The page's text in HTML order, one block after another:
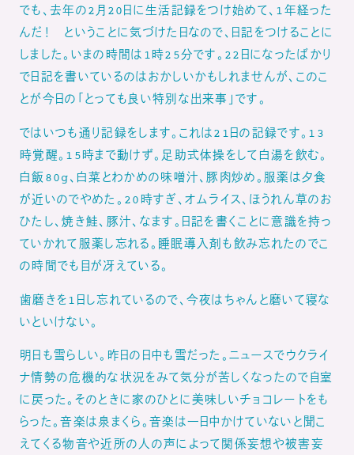
でも、去年の2月20日に生活記録をつけ始めて、1年経った
んだ！ ということに気づけた日なので、日記をつけることに
しました。いまの時間は1時25分です。22日になったばかり
で日記を書いているのはおかしいかもしれませんが、このこ
とが今日の「とっても良い特別な出来事」です。
ではいつも通り記録をします。これは21日の記録です。13
時覚醒。15時まで動けず。足助式体操をして白湯を飲む。
白飯80g、白菜とわかめの味噌汁、豚肉炒め。服薬は夕食
が近いのでやめた。20時すぎ、オムライス、ほうれん草のお
ひたし、焼き鮭、豚汁、なます。日記を書くことに意識を持っ
ていかれて服薬し忘れる。睡眠導入剤も飲み忘れたのでこ
の時間でも目が冴えている。
歯磨きを1日し忘れているので、今夜はちゃんと磨いて寝な
いといけない。
明日も雪らしい。昨日の日中も雪だった。ニュースでウクライ
ナ情勢の危機的な状況をみて気分が苦しくなったので自室
に戻った。そのときに家のひとに美味しいチョコレートをも
らった。音楽は泉まくら。音楽は一日中かけていないと聞こ
えてくる物音や近所の人の声によって関係妄想や被害妄